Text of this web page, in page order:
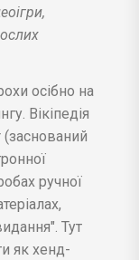
осібно на
Вікіпедія
(заснований
ручної
Тут
як хенд-